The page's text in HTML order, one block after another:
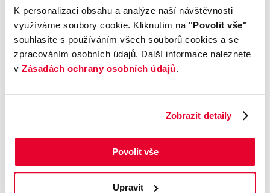
K personalizaci obsahu a analýze naší návštěvnosti
využíváme soubory cookie. Kliknutím na "Povolit vše"
souhlasíte s používáním všech souborů cookies a se
zpracováním osobních údajů. Další informace naleznete
v Zásadách ochrany osobních údajů.
Zobrazit detaily
Povolit vše
Upravit
Telefon